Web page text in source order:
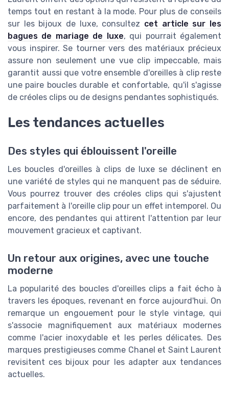
temps tout en restant à la mode. Pour plus de conseils
sur les bijoux de luxe, consultez cet article sur les
bagues de mariage de luxe, qui pourrait également
vous inspirer. Se tourner vers des matériaux précieux
assure non seulement une vue clip impeccable, mais
garantit aussi que votre ensemble d'oreilles à clip reste
une paire boucles durable et confortable, qu'il s'agisse
de créoles clips ou de designs pendantes sophistiqués.
Les tendances actuelles
Des styles qui éblouissent l'oreille
Les boucles d'oreilles à clips de luxe se déclinent en
une variété de styles qui ne manquent pas de séduire.
Vous pourrez trouver des créoles clips qui s'ajustent
parfaitement à l'oreille clip pour un effet intemporel. Ou
encore, des pendantes qui attirent l'attention par leur
mouvement gracieux et captivant.
Un retour aux origines, avec une touche
moderne
La popularité des boucles d'oreilles clips a fait écho à
travers les époques, revenant en force aujourd'hui. On
remarque un engouement pour le style vintage, qui
s'associe magnifiquement aux matériaux modernes
comme l'acier inoxydable et les perles délicates. Des
marques prestigieuses comme Chanel et Saint Laurent
revisitent ces bijoux pour les adapter aux tendances
actuelles.